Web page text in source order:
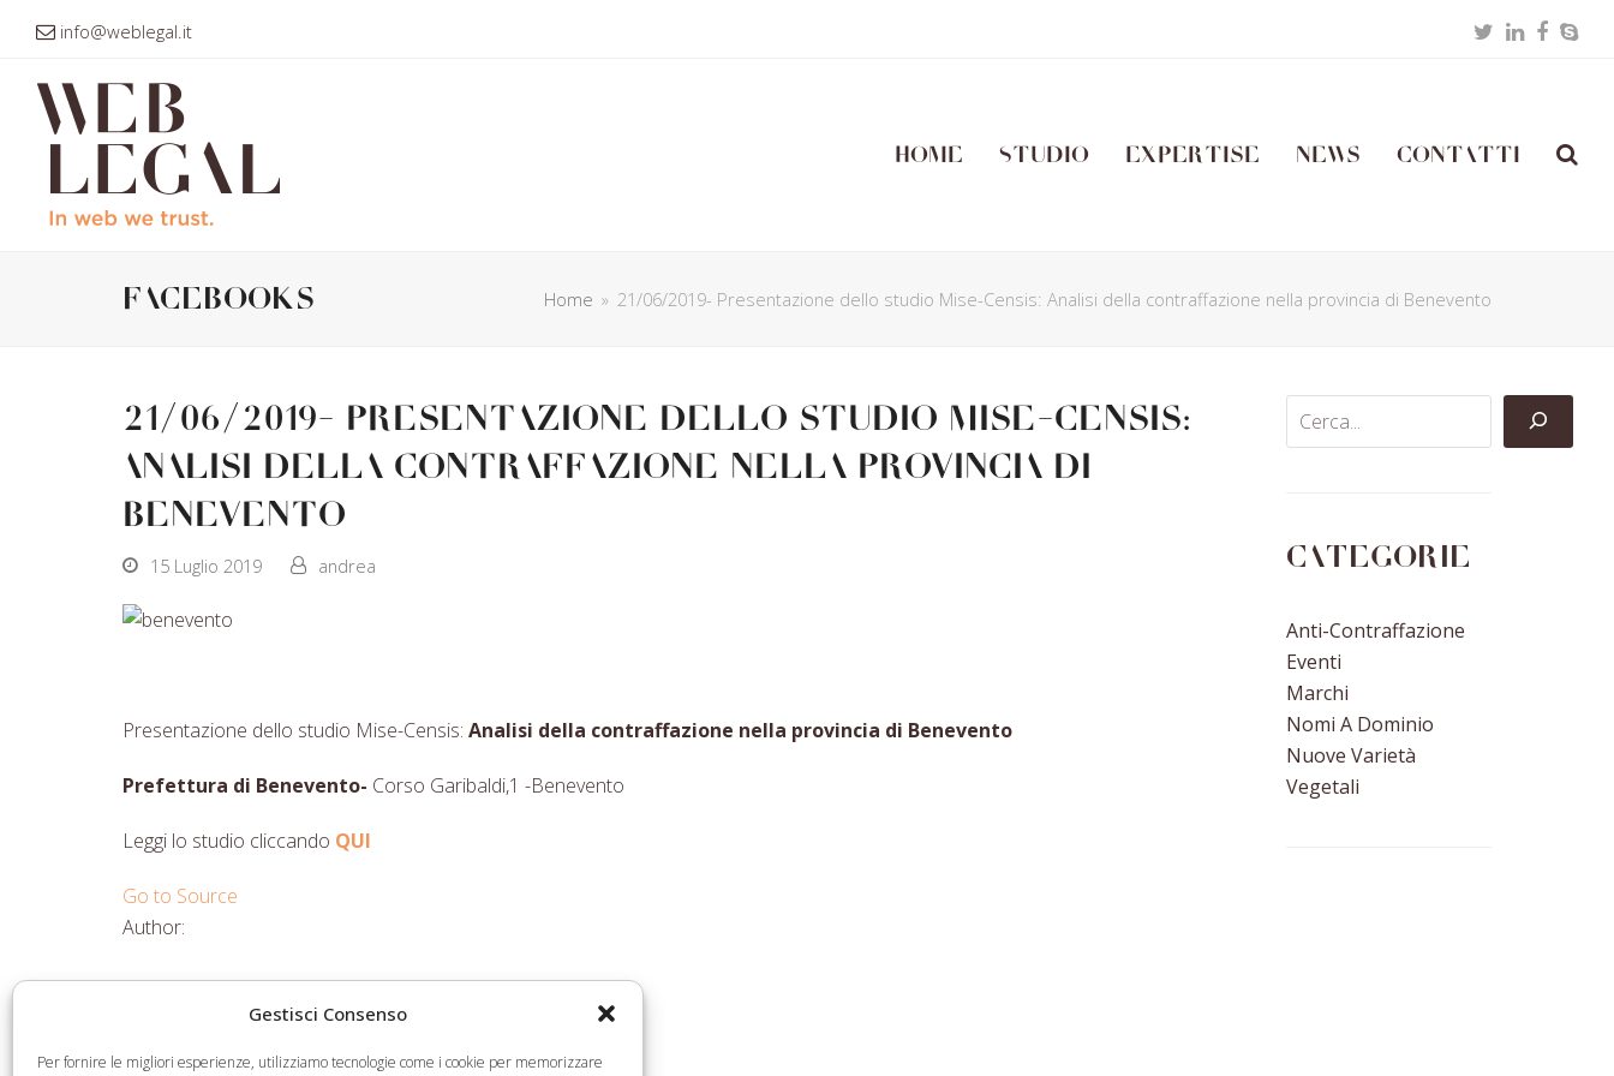
Gestisci Consenso
Per fornire le migliori esperienze, utilizziamo tecnologie come i cookie per memorizzare
info@weblegal.it TwitterLinkedIn
Home Studio Expertise News Contatti
facebooks Home » 21/06/2019- Presentazione dello studio Mise-Censis: Analisi della contraffazione nella provincia di Benevento
21/06/2019- Presentazione dello studio Mise-Censis:
Analisi della contraffazione nella provincia di
Benevento
15 Luglio 2019 andrea
Presentazione dello studio Mise-Censis: Analisi della contraffazione nella provincia di Benevento
Prefettura di Benevento- Corso Garibaldi,1 -Benevento
Leggi lo studio cliccando QUI
Go to Source
Author:
on
on
Share
on
Share
via
Categorie
Anti-Contraffazione
Eventi
Marchi
Nomi A Dominio
Nuove Varietà
Vegetali